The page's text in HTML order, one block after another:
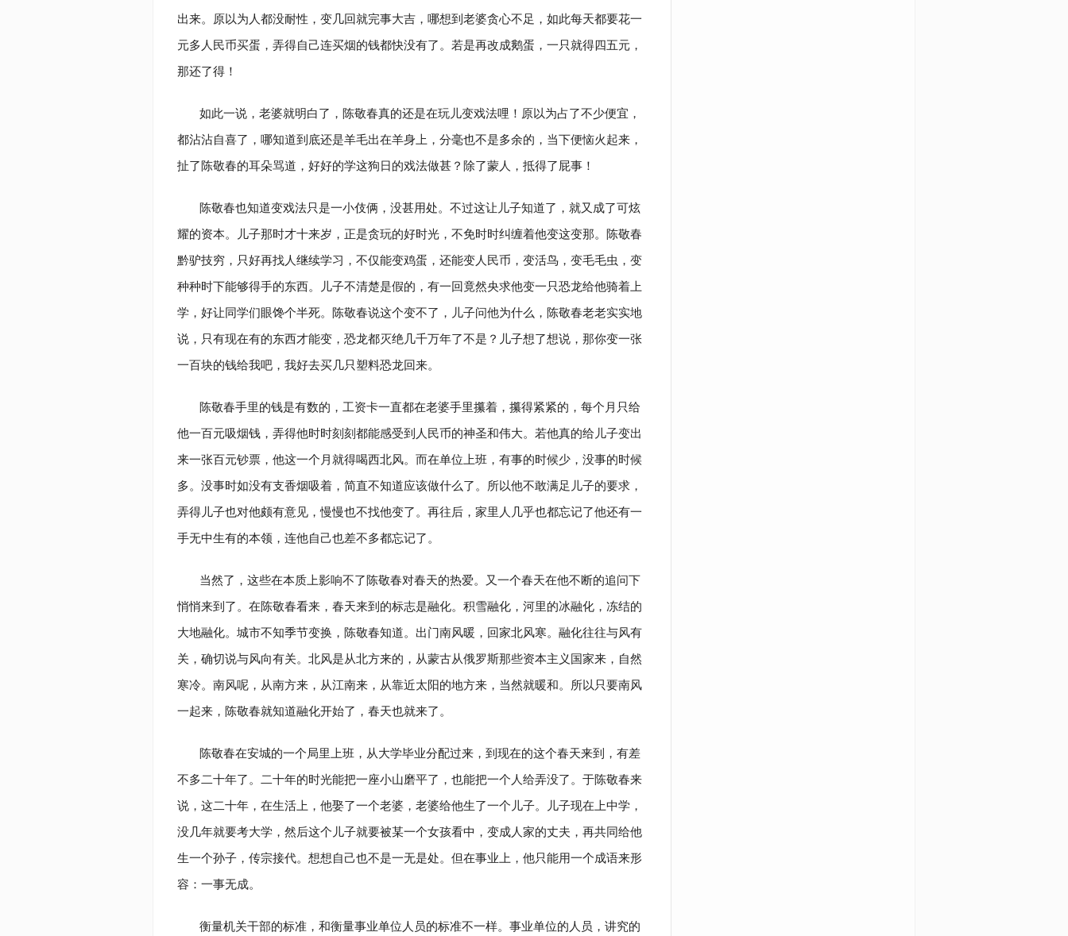
出来。原以为人都没耐性，变几回就完事大吉，哪想到老婆贪心不足，如此每天都要花一
元多人民币买蛋，弄得自己连买烟的钱都快没有了。若是再改成鹅蛋，一只就得四五元，
那还了得！
如此一说，老婆就明白了，陈敬春真的还是在玩儿变戏法哩！原以为占了不少便宜，
都沾沾自喜了，哪知道到底还是羊毛出在羊身上，分毫也不是多余的，当下便恼火起来，
扯了陈敬春的耳朵骂道，好好的学这狗日的戏法做甚？除了蒙人，抵得了屁事！
陈敬春也知道变戏法只是一小伎俩，没甚用处。不过这让儿子知道了，就又成了可炫
耀的资本。儿子那时才十来岁，正是贪玩的好时光，不免时时纠缠着他变这变那。陈敬春
黔驴技穷，只好再找人继续学习，不仅能变鸡蛋，还能变人民币，变活鸟，变毛毛虫，变
种种时下能够得手的东西。儿子不清楚是假的，有一回竟然央求他变一只恐龙给他骑着上
学，好让同学们眼馋个半死。陈敬春说这个变不了，儿子问他为什么，陈敬春老老实实地
说，只有现在有的东西才能变，恐龙都灭绝几千万年了不是？儿子想了想说，那你变一张
一百块的钱给我吧，我好去买几只塑料恐龙回来。
陈敬春手里的钱是有数的，工资卡一直都在老婆手里攥着，攥得紧紧的，每个月只给
他一百元吸烟钱，弄得他时时刻刻都能感受到人民币的神圣和伟大。若他真的给儿子变出
来一张百元钞票，他这一个月就得喝西北风。而在单位上班，有事的时候少，没事的时候
多。没事时如没有支香烟吸着，简直不知道应该做什么了。所以他不敢满足儿子的要求，
弄得儿子也对他颇有意见，慢慢也不找他变了。再往后，家里人几乎也都忘记了他还有一
手无中生有的本领，连他自己也差不多都忘记了。
当然了，这些在本质上影响不了陈敬春对春天的热爱。又一个春天在他不断的追问下
悄悄来到了。在陈敬春看来，春天来到的标志是融化。积雪融化，河里的冰融化，冻结的
大地融化。城市不知季节变换，陈敬春知道。出门南风暖，回家北风寒。融化往往与风有
关，确切说与风向有关。北风是从北方来的，从蒙古从俄罗斯那些资本主义国家来，自然
寒冷。南风呢，从南方来，从江南来，从靠近太阳的地方来，当然就暖和。所以只要南风
一起来，陈敬春就知道融化开始了，春天也就来了。
陈敬春在安城的一个局里上班，从大学毕业分配过来，到现在的这个春天来到，有差
不多二十年了。二十年的时光能把一座小山磨平了，也能把一个人给弄没了。于陈敬春来
说，这二十年，在生活上，他娶了一个老婆，老婆给他生了一个儿子。儿子现在上中学，
没几年就要考大学，然后这个儿子就要被某一个女孩看中，变成人家的丈夫，再共同给他
生一个孙子，传宗接代。想想自己也不是一无是处。但在事业上，他只能用一个成语来形
容：一事无成。
衡量机关干部的标准，和衡量事业单位人员的标准不一样。事业单位的人员，讲究的